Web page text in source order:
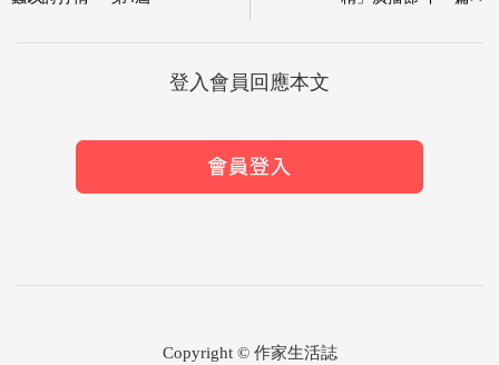
登入會員回應本文
Copyright © 作家生活誌